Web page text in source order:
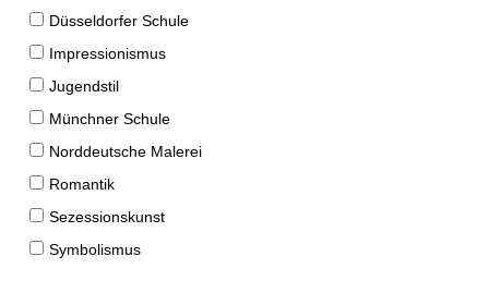
Düsseldorfer Schule
Impressionismus
Jugendstil
Münchner Schule
Norddeutsche Malerei
Romantik
Sezessionskunst
Symbolismus